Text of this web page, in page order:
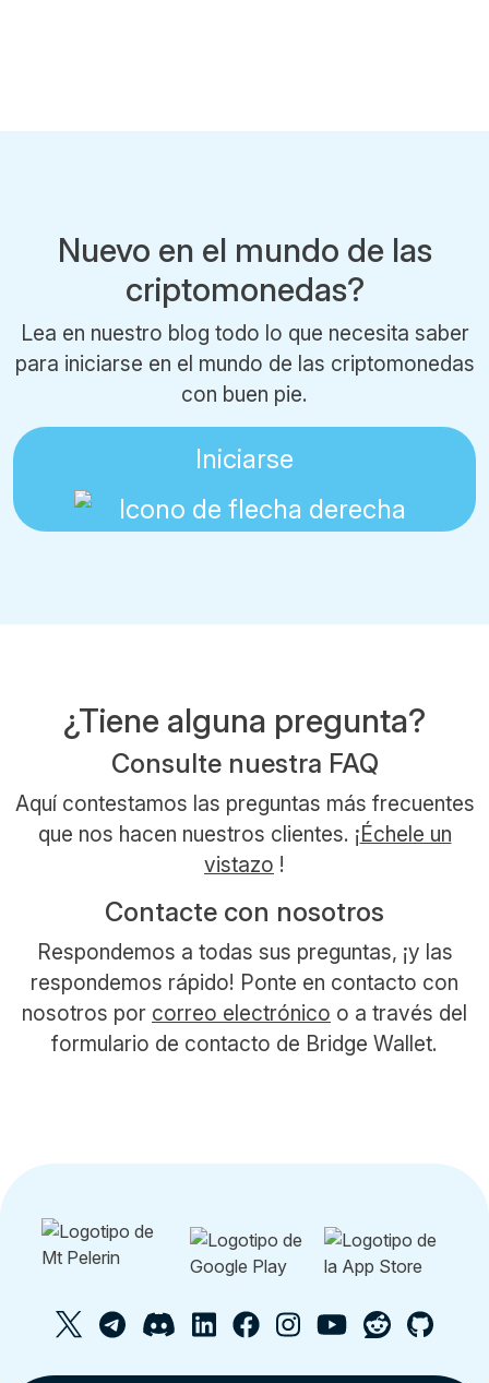
Nuevo en el mundo de las
criptomonedas?
Lea en nuestro blog todo lo que necesita saber
para iniciarse en el mundo de las criptomonedas
con buen pie.
Iniciarse
¿Tiene alguna pregunta?
Consulte nuestra FAQ
Aquí contestamos las preguntas más frecuentes
que nos hacen nuestros clientes. ¡Échele un
vistazo !
Contacte con nosotros
Respondemos a todas sus preguntas, ¡y las
respondemos rápido! Ponte en contacto con
nosotros por correo electrónico o a través del
formulario de contacto de Bridge Wallet.